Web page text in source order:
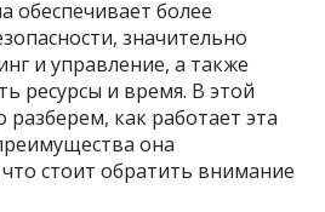
обеспечивает более
значительно
и управление, а также
ресурсы и время. В этой
как работает эта
она
стоит обратить внимание